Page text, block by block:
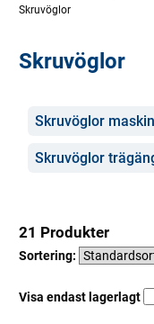
Skruvöglor
Skruvöglor
Kategorier
Skruvöglor
Skruvöglor
21 Produkter
Sortering:
Visa endast lagerlagt